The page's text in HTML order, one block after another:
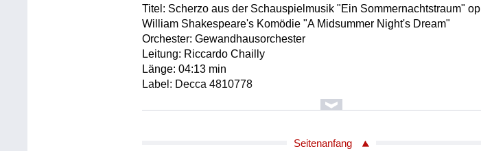
Titel: Scherzo aus der Schauspielmusik "Ein Sommernachtstraum"
William Shakespeare's Komödie "A Midsummer Night's Dream"
Orchester: Gewandhausorchester
Leitung: Riccardo Chailly
Länge: 04:13 min
Label: Decca 4810778
Komponist/Komponistin: Friedrich Kuhlau/1786 - 1832
Schauspiel von Johan Ludvig Heilberg
Seitenanfang